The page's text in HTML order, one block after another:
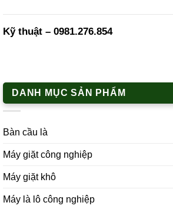
Kỹ thuật – 0981.276.854
DANH MỤC SẢN PHẨM
Bàn cầu là
Máy giặt công nghiệp
Máy giặt khô
Máy là lô công nghiệp